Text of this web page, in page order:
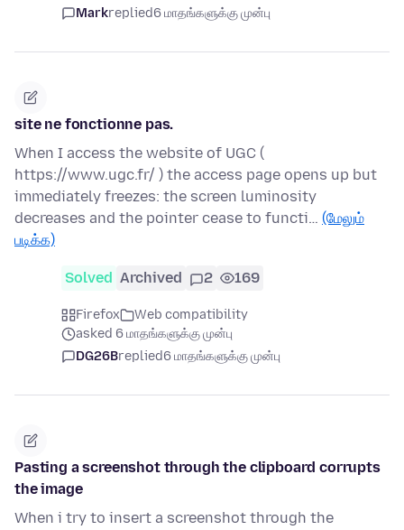
Markreplied6 மாதங்களுக்கு முன்பு
site ne fonctionne pas.
When I access the website of UGC (
https://www.ugc.fr/ ) the access page opens up but
immediately freezes: the screen luminosity
decreases and the pointer cease to functi… (மேலும்
படிக்க)
Solved Archived 2 169
Firefox
Web compatibility
asked 6 மாதங்களுக்கு முன்பு
DG26Breplied6 மாதங்களுக்கு முன்பு
Pasting a screenshot through the clipboard corrupts
the image
When i try to insert a screenshot through the